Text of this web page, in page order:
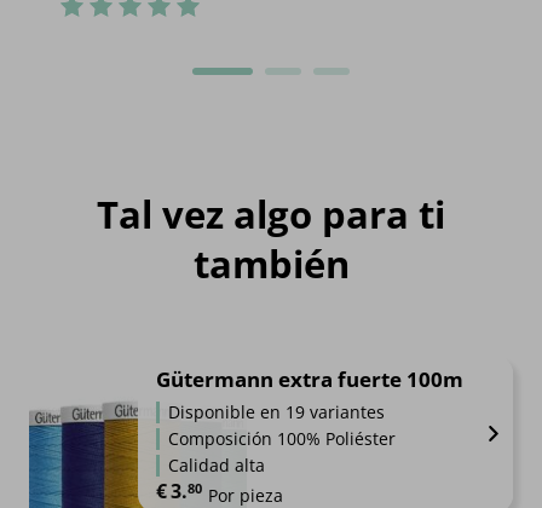
Tal vez algo para ti
también
Gütermann extra fuerte 100m
Disponible en 19 variantes
Composición 100% Poliéster
Calidad alta
€3.80 Por pieza